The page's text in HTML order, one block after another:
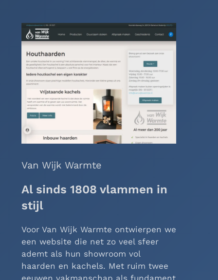
Pedicure Diana Hack
Voetje voor voetje online
Voor Pedicure Diana Hack hebben we
een one-page website in Joomla
gebouwd – overzichtelijk, modern en
lekker no-nonsense. Alles wat je wilt
weten staat gewoon op één pagina.
Geen doolhof van menu’s, maar